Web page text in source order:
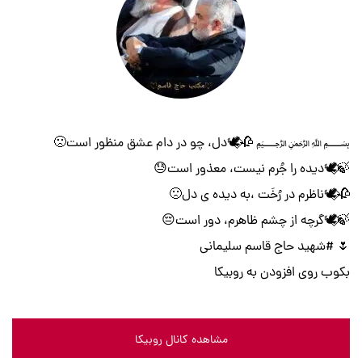
﷽ 🥀⃟🕊دل، چو در دام عشق منظور است🙁
🍃⃟🕊دیده را جُرم نیست، معذور است😓
🥀⃟🕊ناظرم در رُخَت ،به دیده ی دل🙁
🍃⃟🕊گرچه از چشم ظاهرم، دور است😔
🌷 #شهید حاج قاسم سلیمانی
بکوب روی افزودن به روبیکا
مشاهده کانال روبیکا